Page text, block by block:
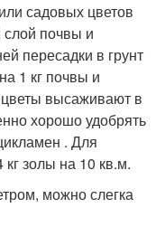
садовых цветов
почвы и
пересадки в грунт
1 кг почвы и
высаживают в
хорошо удобрять
. Для
золы на 10 кв.м.
можно слегка